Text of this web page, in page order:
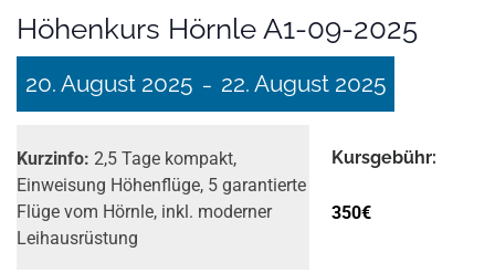
Höhenkurs Hörnle A1-09-2025
20. August 2025 – 22. August 2025
Kurzinfo: 2,5 Tage kompakt,
Einweisung Höhenflüge, 5 garantierte
Flüge vom Hörnle, inkl. moderner
Leih­ausrüstung
Kurs­gebühr:
350€